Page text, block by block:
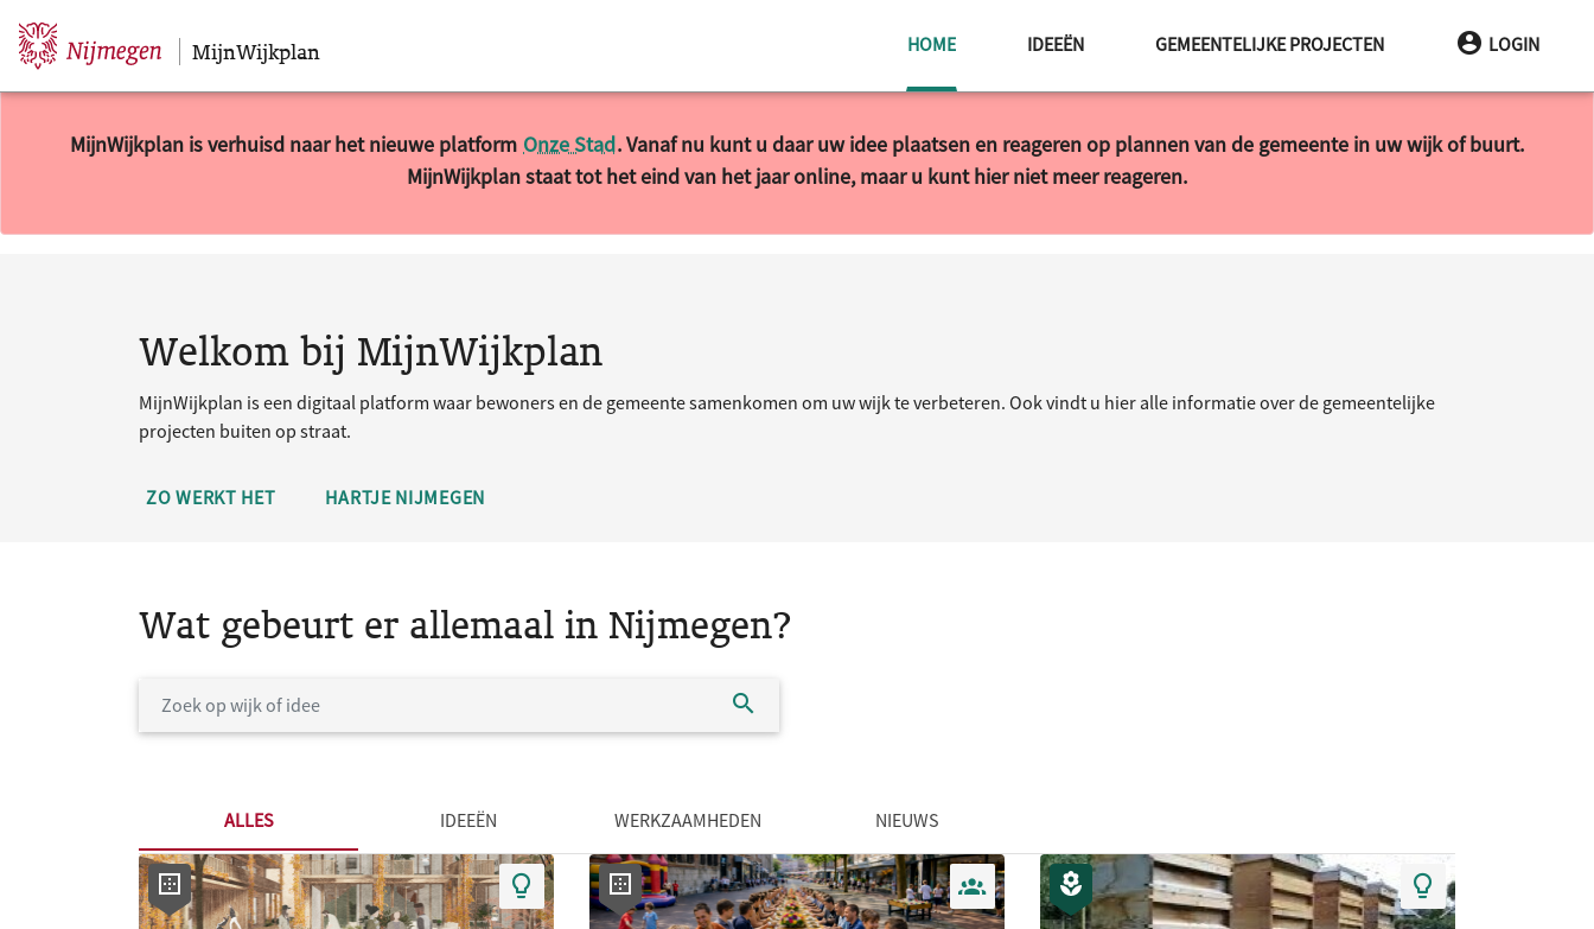
Sla navigatie over MijnWijkplan HOMEHUIDIGE PAGINA
IDEEËN GEMEENTELIJKE PROJECTEN LOGIN
MijnWijkplan is verhuisd naar het nieuwe platform Onze Stad. Vanaf nu kunt u daar uw idee plaatsen en reageren op plannen van de gemeente in uw wijk of buurt.
MijnWijkplan staat tot het eind van het jaar online, maar u kunt hier niet meer reageren.
Welkom bij MijnWijkplan
MijnWijkplan is een digitaal platform waar bewoners en de gemeente samenkomen om uw wijk te verbeteren. Ook vindt u hier alle informatie over de gemeentelijke
projecten buiten op straat.
ZO WERKT HET HARTJE NIJMEGEN
Wat gebeurt er allemaal in Nijmegen?
ALLES IDEEËN WERKZAAMHEDEN NIEUWS